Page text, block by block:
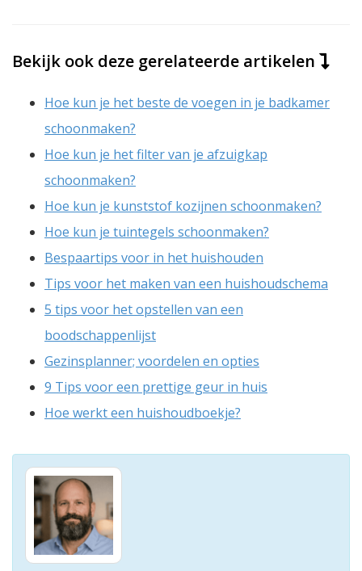
Bekijk ook deze gerelateerde artikelen
Hoe kun je het beste de voegen in je badkamer
schoonmaken?
Hoe kun je het filter van je afzuigkap
schoonmaken?
Hoe kun je kunststof kozijnen schoonmaken?
Hoe kun je tuintegels schoonmaken?
Bespaartips voor in het huishouden
Tips voor het maken van een huishoudschema
5 tips voor het opstellen van een
boodschappenlijst
Gezinsplanner; voordelen en opties
9 Tips voor een prettige geur in huis
Hoe werkt een huishoudboekje?